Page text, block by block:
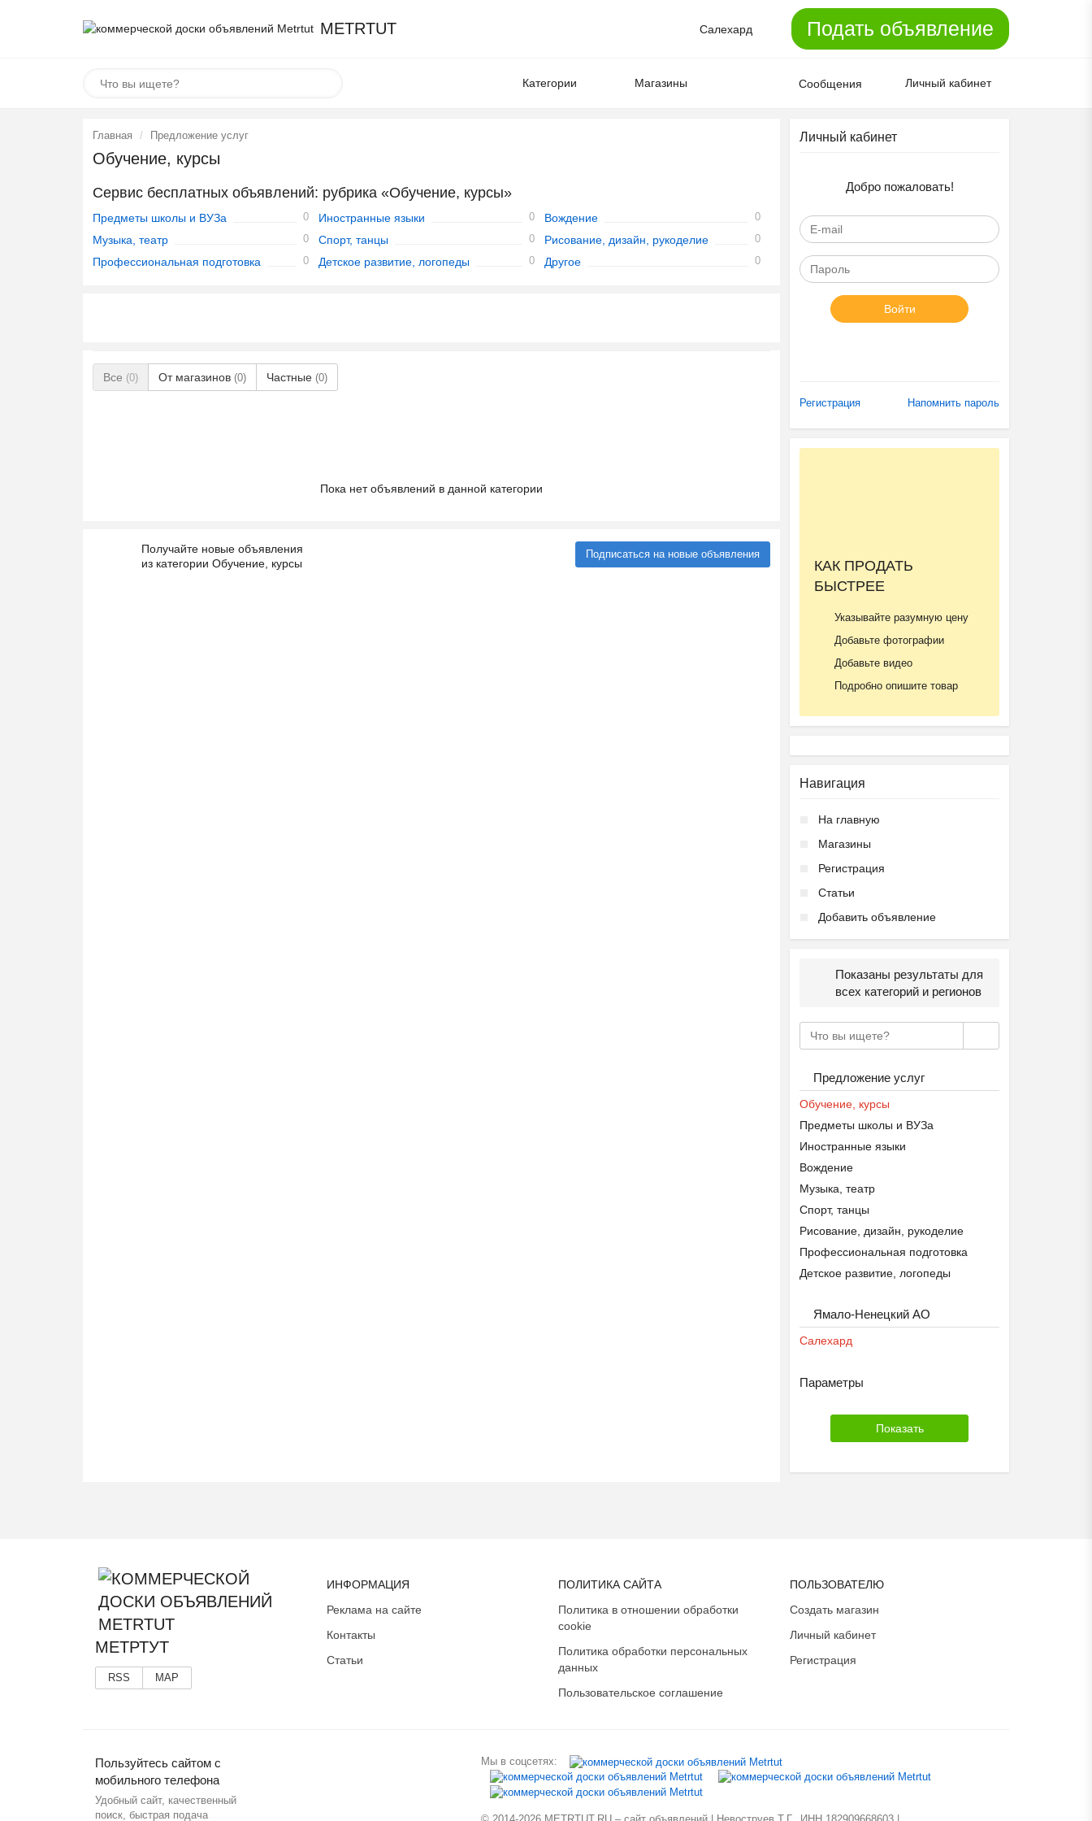
METRTUT Салехард Подать объявление
Категории Магазины Сообщения Личный кабинет
Главная Предложение услуг
Обучение, курсы
Сервис бесплатных объявлений: рубрика «Обучение, курсы»
Предметы школы и ВУЗа 0 Иностранные языки 0 Вождение 0
Музыка, театр 0 Спорт, танцы 0 Рисование, дизайн, рукоделие 0
Профессиональная подготовка 0 Детское развитие, логопеды 0 Другое 0
Все (0) От магазинов (0) Частные (0)
Пока нет объявлений в данной категории
Получайте новые объявления
из категории Обучение, курсы
Подписаться на новые объявления
Личный кабинет
Добро пожаловать!
Войти
Регистрация Напомнить пароль
КАК ПРОДАТЬ
БЫСТРЕЕ
Указывайте разумную цену
Добавьте фотографии
Добавьте видео
Подробно опишите товар
Навигация
На главную
Магазины
Регистрация
Статьи
Добавить объявление
Показаны результаты для
всех категорий и регионов
Предложение услуг
Обучение, курсы
Предметы школы и ВУЗа
Иностранные языки
Вождение
Музыка, театр
Спорт, танцы
Рисование, дизайн, рукоделие
Профессиональная подготовка
Детское развитие, логопеды
Ямало-Ненецкий АО
Салехард
Параметры
МЕТРТУТ
RSS MAP
ИНФОРМАЦИЯ
Реклама на сайте
Контакты
Статьи
ПОЛИТИКА САЙТА
Политика в отношении обработки
cookie
Политика обработки персональных
данных
Пользовательское соглашение
ПОЛЬЗОВАТЕЛЮ
Создать магазин
Личный кабинет
Регистрация
Пользуйтесь сайтом с
мобильного телефона
Удобный сайт, качественный
поиск, быстрая подача
Мы в соцсетях: